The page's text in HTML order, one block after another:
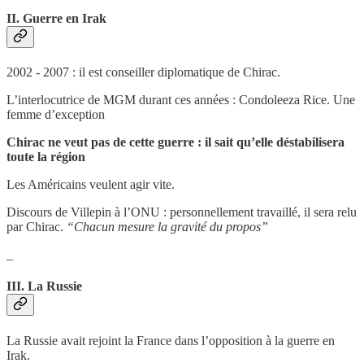
II. Guerre en Irak
2002 - 2007 : il est conseiller diplomatique de Chirac.
L’interlocutrice de MGM durant ces années : Condoleeza Rice. Une
femme d’exception
Chirac ne veut pas de cette guerre : il sait qu’elle déstabilisera
toute la région
Les Américains veulent agir vite.
Discours de Villepin à l’ONU : personnellement travaillé, il sera relu
par Chirac. “Chacun mesure la gravité du propos”
III. La Russie
La Russie avait rejoint la France dans l’opposition à la guerre en
Irak.